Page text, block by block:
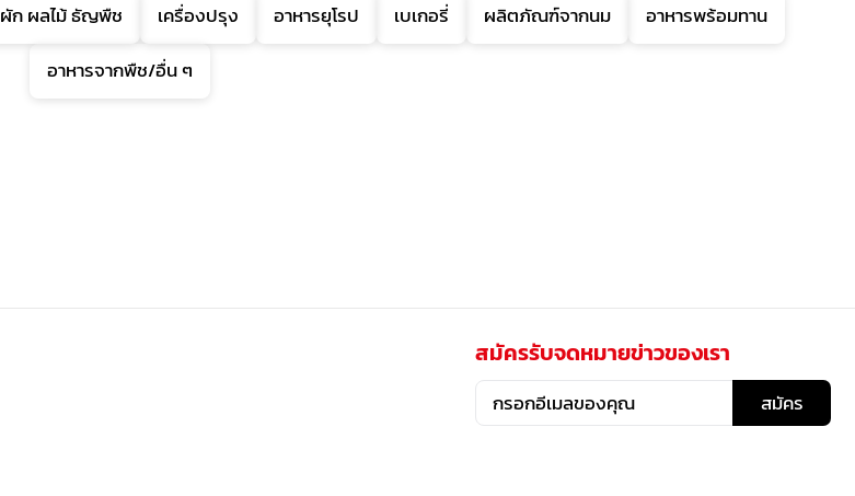
ผัก ผลไม้ ธัญพืช เครื่องปรุง อาหารยุโรป เบเกอรี่ ผลิตภัณฑ์จากนม
อาหารพร้อมทาน
อาหารจากพืช/อื่น ๆ
สมัครรับจดหมายข่าวของเรา
สมัคร